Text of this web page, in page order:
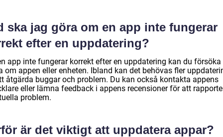
ska jag göra om en app inte fungerar
efter en uppdatering?
app inte fungerar korrekt efter en uppdatering kan du
om appen eller enheten. Ibland kan det behövas fler
åtgärda buggar och problem. Du kan också kontakta appens
eller lämna feedback i appens recensioner för att
problem.
är det viktigt att uppdatera appar?